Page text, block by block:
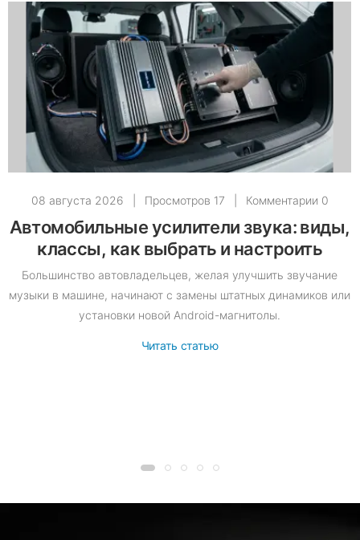
08 августа 2026 Просмотров 17 Комментарии 0
Автомобильные усилители звука: виды,
классы, как выбрать и настроить
Большинство автовладельцев, желая улучшить звучание
музыки в машине, начинают с замены штатных динамиков или
установки новой Android-магнитолы.
Читать статью